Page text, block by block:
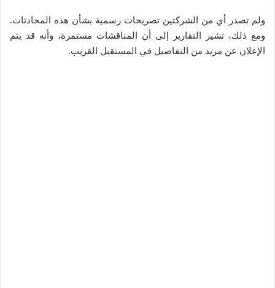
ولم تصدر أي من الشركتين تصريحات رسمية بشأن هذه المحادثات.
ومع ذلك، تشير التقارير إلى أن المناقشات مستمرة، وأنه قد يتم
الإعلان عن مزيد من التفاصيل في المستقبل القريب.